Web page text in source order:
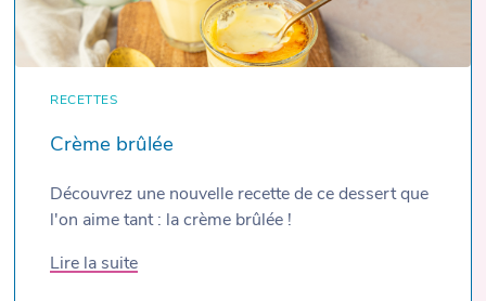
RECETTES
Crème brûlée
Découvrez une nouvelle recette de ce dessert que
l'on aime tant : la crème brûlée !
Lire la suite